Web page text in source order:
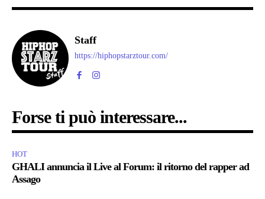
Staff
https://hiphopstarztour.com/
Forse ti può interessare...
HOT
GHALI annuncia il Live al Forum: il ritorno del rapper ad
Assago